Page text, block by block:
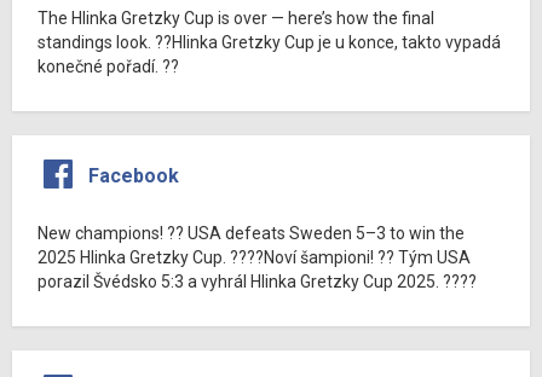
The Hlinka Gretzky Cup is over — here’s how the final
standings look. ??Hlinka Gretzky Cup je u konce, takto vypadá
konečné pořadí. ??
Facebook
New champions! ?? USA defeats Sweden 5–3 to win the
2025 Hlinka Gretzky Cup. ????Noví šampioni! ?? Tým USA
porazil Švédsko 5:3 a vyhrál Hlinka Gretzky Cup 2025. ????